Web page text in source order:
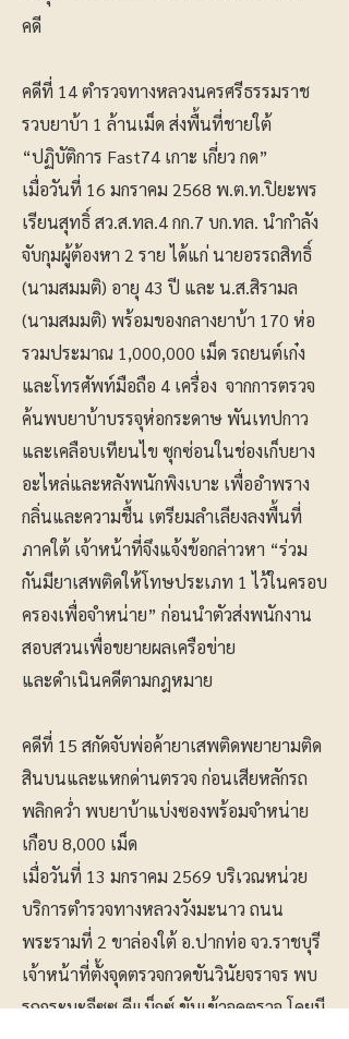
คดี
คดีที่ 14 ตำรวจทางหลวงนครศรีธรรมราช
รวบยาบ้า 1 ล้านเม็ด ส่งพื้นที่ชายใต้
“ปฏิบัติการ Fast74 เกาะ เกี่ยว กด”
เมื่อวันที่ 16 มกราคม 2568 พ.ต.ท.ปิยะพร
เรียนสุทธิ์ สว.ส.ทล.4 กก.7 บก.ทล. นำกำลัง
จับกุมผู้ต้องหา 2 ราย ได้แก่ นายอรรถสิทธิ์
(นามสมมติ) อายุ 43 ปี และ น.ส.สิรามล
(นามสมมติ) พร้อมของกลางยาบ้า 170 ห่อ
รวมประมาณ 1,000,000 เม็ด รถยนต์เก๋ง
และโทรศัพท์มือถือ 4 เครื่อง จากการตรวจ
ค้นพบยาบ้าบรรจุห่อกระดาษ พันเทปกาว
และเคลือบเทียนไข ซุกซ่อนในช่องเก็บยาง
อะไหล่และหลังพนักพิงเบาะ เพื่ออำพราง
กลิ่นและความชื้น เตรียมลำเลียงลงพื้นที่
ภาคใต้ เจ้าหน้าที่จึงแจ้งข้อกล่าวหา “ร่วม
กันมียาเสพติดให้โทษประเภท 1 ไว้ในครอบ
ครองเพื่อจำหน่าย” ก่อนนำตัวส่งพนักงาน
สอบสวนเพื่อขยายผลเครือข่าย
และดำเนินคดีตามกฎหมาย
คดีที่ 15 สกัดจับพ่อค้ายาเสพติดพยายามติด
สินบนและแหกด่านตรวจ ก่อนเสียหลักรถ
พลิกคว่ำ พบยาบ้าแบ่งซองพร้อมจำหน่าย
เกือบ 8,000 เม็ด
เมื่อวันที่ 13 มกราคม 2569 บริเวณหน่วย
บริการตำรวจทางหลวงวังมะนาว ถนน
พระรามที่ 2 ขาล่องใต้ อ.ปากท่อ จว.ราชบุรี
เจ้าหน้าที่ตั้งจุดตรวจกวดขันวินัยจราจร พบ
รถกระบะอีซูซุ ดีแม็กซ์ ขับเข้าจุดตรวจ โดยมี